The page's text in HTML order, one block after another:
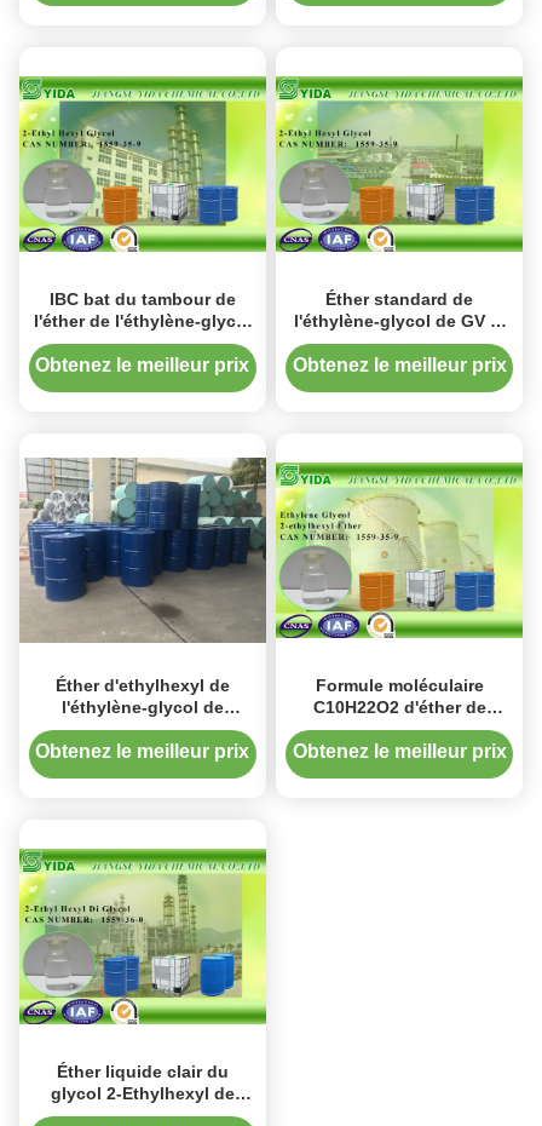
IBC bat du tambour de
l'éther de l'éthylène-glycol
d'emballage 2-Ethylhexyl
pour le revêtement
Obtenez le meilleur prix
Éther standard de
l'éthylène-glycol de GV 2-
Ethylhexyl, 2 - éthanol (2-
Ethylhexyloxy)
Obtenez le meilleur prix
Éther d'ethylhexyl de
l'éthylène-glycol de
catégorie d'industrie 2
sans couleur avec le
Obtenez le meilleur prix
Formule moléculaire
C10H22O2 d'éther de
l'éthylène-glycol de pureté
de 99% 2-Ethylhexyl pour
Obtenez le meilleur prix
Éther liquide clair du
glycol 2-Ethylhexyl de
diéthylène, 2-Ethylhexyl